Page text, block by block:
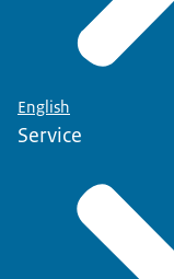
English
Service